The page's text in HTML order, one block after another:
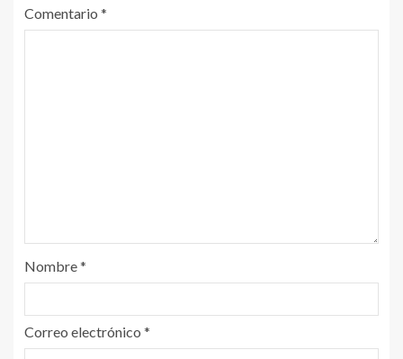
Comentario *
Nombre*
Correo electrónico *